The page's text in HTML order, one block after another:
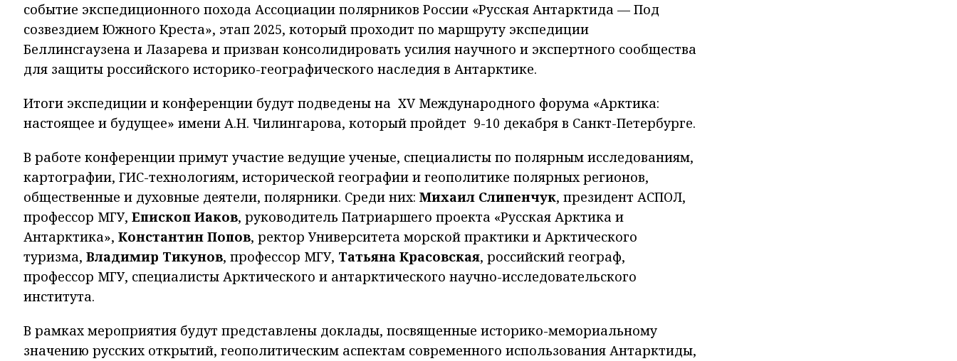
событие экспедиционного похода Ассоциации полярников России «Русская Антарктида — Под
созвездием Южного Креста», этап 2025, который проходит по маршруту экспедиции
Беллинсгаузена и Лазарева и призван консолидировать усилия научного и экспертного сообщества
для защиты российского историко-географического наследия в Антарктике.
Итоги экспедиции и конференции будут подведены на XV Международного форума «Арктика:
настоящее и будущее» имени А.Н. Чилингарова, который пройдет 9-10 декабря в Санкт-Петербурге.
В работе конференции примут участие ведущие ученые, специалисты по полярным исследованиям,
картографии, ГИС-технологиям, исторической географии и геополитике полярных регионов,
общественные и духовные деятели, полярники. Среди них: Михаил Слипенчук, президент АСПОЛ,
профессор МГУ, Епископ Иаков, руководитель Патриаршего проекта «Русская Арктика и
Антарктика», Константин Попов, ректор Университета морской практики и Арктического
туризма, Владимир Тикунов, профессор МГУ, Татьяна Красовская, российский географ,
профессор МГУ, специалисты Арктического и антарктического научно-исследовательского
института.
В рамках мероприятия будут представлены доклады, посвященные историко-мемориальному
значению русских открытий, геополитическим аспектам современного использования Антарктиды,